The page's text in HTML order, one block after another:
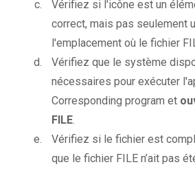
Vérifiez si l'icône est un
correct, mais pas seulement
l'emplacement où le fichier
Vérifiez que le système
nécessaires pour exécuter
Corresponding program et
FILE.
Vérifiez si le fichier est
que le fichier FILE n’ait pas